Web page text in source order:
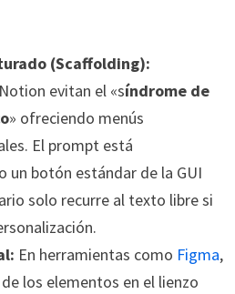
(Scaffolding):
evitan el «síndrome de
» ofreciendo menús
El prompt está
un botón estándar de la GUI
solo recurre al texto libre si
En herramientas como Figma,
los elementos en el lienzo